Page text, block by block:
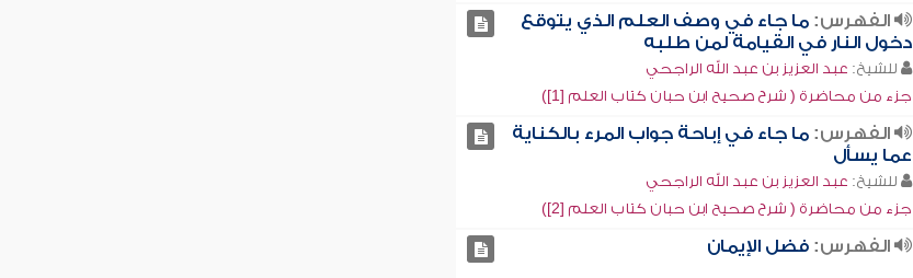
الفهرس: ما جاء في وصف العلم الذي يتوقع
دخول النار في القيامة لمن طلبه
للشيخ: عبد العزيز بن عبد الله الراجحي
جزء من محاضرة ( شرح صحيح ابن حبان كتاب العلم [1])
الفهرس: ما جاء في إباحة جواب المرء بالكناية
عما يسأل
للشيخ: عبد العزيز بن عبد الله الراجحي
جزء من محاضرة ( شرح صحيح ابن حبان كتاب العلم [2])
الفهرس: فضل الإيمان